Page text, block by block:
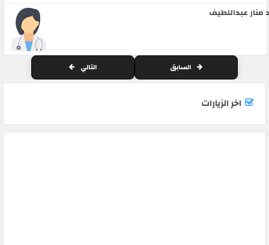
منار عبداللطيف
السابق التالي
اخر الزيارات